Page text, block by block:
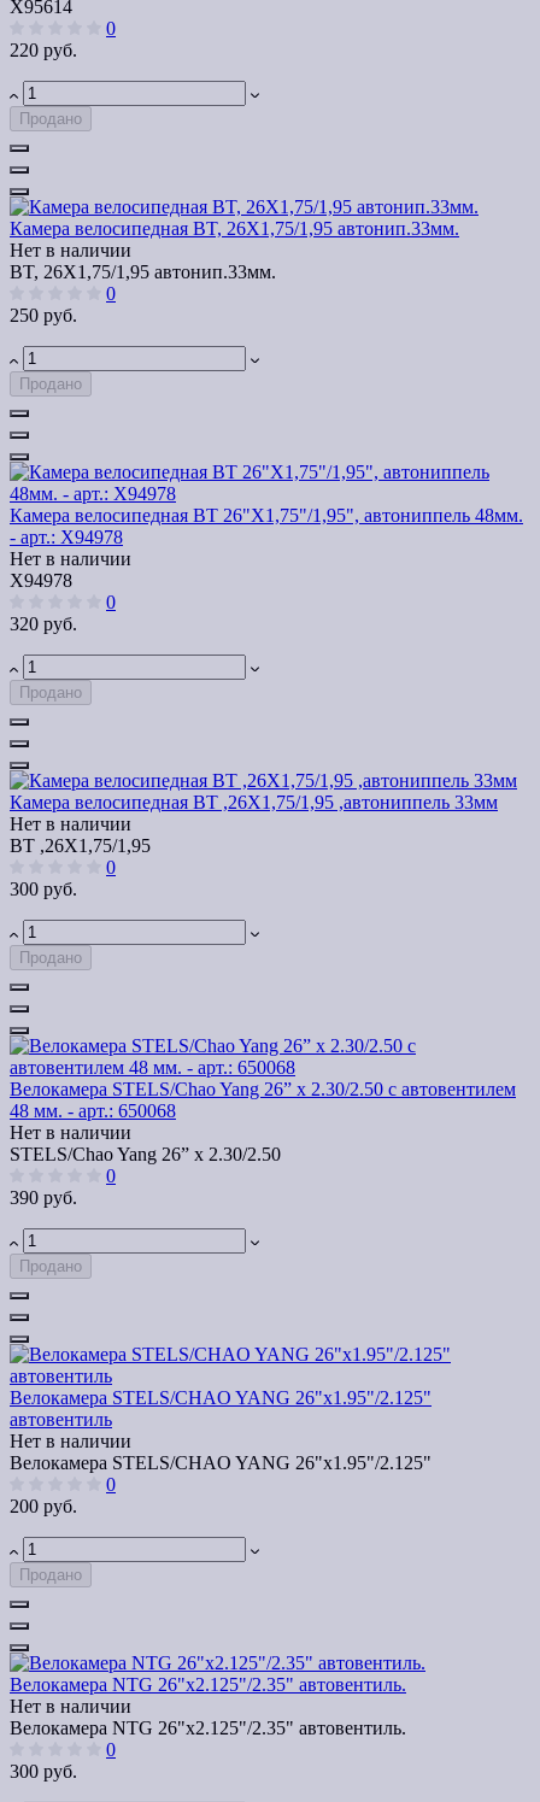
Х95614
0
220 руб.
Продано
Камера велосипедная BT, 26X1,75/1,95 автонип.33мм.
Нет в наличии
BT, 26X1,75/1,95 автонип.33мм.
0
250 руб.
Продано
Камера велосипедная BT 26"Х1,75"/1,95", автониппель 48мм.
- арт.: Х94978
Нет в наличии
Х94978
0
320 руб.
Продано
Камера велосипедная BT ,26Х1,75/1,95 ,автониппель 33мм
Нет в наличии
BT ,26Х1,75/1,95
0
300 руб.
Продано
Велокамера STELS/Chao Yang 26” x 2.30/2.50 с автовентилем
48 мм. - арт.: 650068
Нет в наличии
STELS/Chao Yang 26” x 2.30/2.50
0
390 руб.
Продано
Велокамера STELS/CHAO YANG 26"x1.95"/2.125"
автовентиль
Нет в наличии
Велокамера STELS/CHAO YANG 26"x1.95"/2.125"
0
200 руб.
Продано
Велокамера NTG 26"x2.125"/2.35" автовентиль.
Нет в наличии
Велокамера NTG 26"x2.125"/2.35" автовентиль.
0
300 руб.